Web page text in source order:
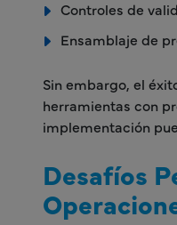
Controles de
Ensamblaje de
Sin embargo, el
herramientas con
implementación
Desafíos